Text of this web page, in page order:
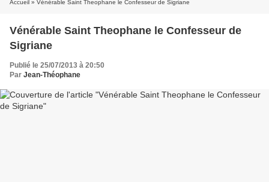
Accueil » Vénérable Saint Theophane le Confesseur de Sigriane
Vénérable Saint Theophane le Confesseur de
Sigriane
Publié le 25/07/2013 à 20:50
Par Jean-Théophane